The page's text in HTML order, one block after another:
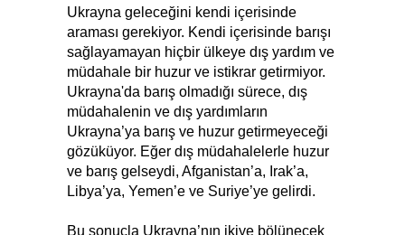
Ukrayna geleceğini kendi içerisinde
araması gerekiyor. Kendi içerisinde barışı
sağlayamayan hiçbir ülkeye dış yardım ve
müdahale bir huzur ve istikrar getirmiyor.
Ukrayna'da barış olmadığı sürece, dış
müdahalenin ve dış yardımların
Ukrayna’ya barış ve huzur getirmeyeceği
gözüküyor. Eğer dış müdahalelerle huzur
ve barış gelseydi, Afganistan’a, Irak’a,
Libya’ya, Yemen’e ve Suriye’ye gelirdi.
Bu sonuçla Ukrayna’nın ikiye bölünecek